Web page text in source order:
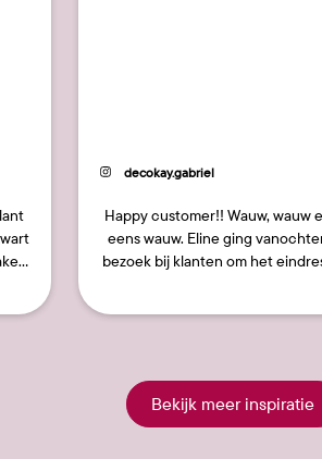
Bericht
door
decokay.gabriel
Happy customer!! Wauw, wauw
eens wauw. Eline ging
bezoek bij klanten om het
Bekijk meer inspiratie